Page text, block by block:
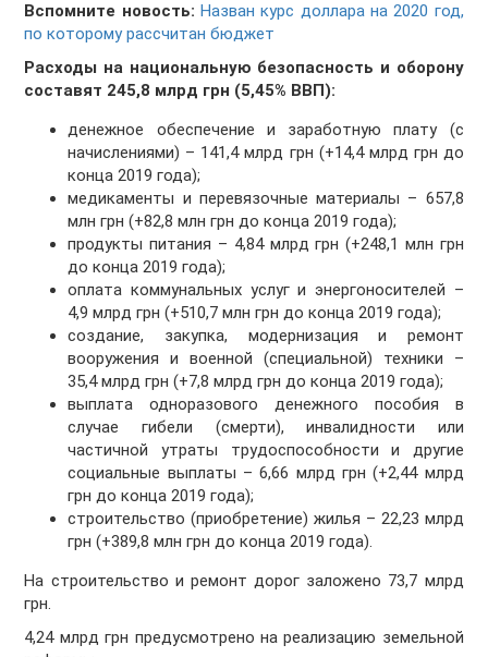
Вспомните новость: Назван курс доллара на 2020 год,
по которому рассчитан бюджет
Расходы на национальную безопасность и оборону
составят 245,8 млрд грн (5,45% ВВП):
денежное обеспечение и заработную плату (с
начислениями) – 141,4 млрд грн (+14,4 млрд грн до
конца 2019 года);
медикаменты и перевязочные материалы – 657,8
млн грн (+82,8 млн грн до конца 2019 года);
продукты питания – 4,84 млрд грн (+248,1 млн грн
до конца 2019 года);
оплата коммунальных услуг и энергоносителей –
4,9 млрд грн (+510,7 млн грн до конца 2019 года);
создание, закупка, модернизация и ремонт
вооружения и военной (специальной) техники –
35,4 млрд грн (+7,8 млрд грн до конца 2019 года);
выплата одноразового денежного пособия в
случае гибели (смерти), инвалидности или
частичной утраты трудоспособности и другие
социальные выплаты – 6,66 млрд грн (+2,44 млрд
грн до конца 2019 года);
строительство (приобретение) жилья – 22,23 млрд
грн (+389,8 млн грн до конца 2019 года).
На строительство и ремонт дорог заложено 73,7 млрд
грн.
4,24 млрд грн предусмотрено на реализацию земельной